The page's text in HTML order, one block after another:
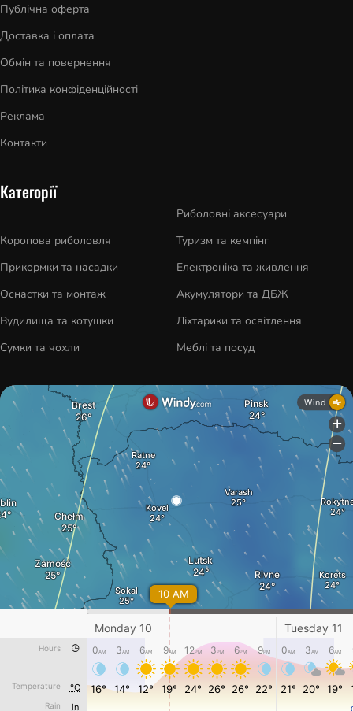
Публічна оферта
Доставка і оплата
Обмін та повернення
Політика конфіденційності
Реклама
Контакти
Категорії
Коропова риболовля
Прикормки та насадки
Оснастки та монтаж
Вудилища та котушки
Сумки та чохли
Риболовні аксесуари
Туризм та кемпінг
Електроніка та живлення
Акумулятори та ДБЖ
Ліхтарики та освітлення
Меблі та посуд